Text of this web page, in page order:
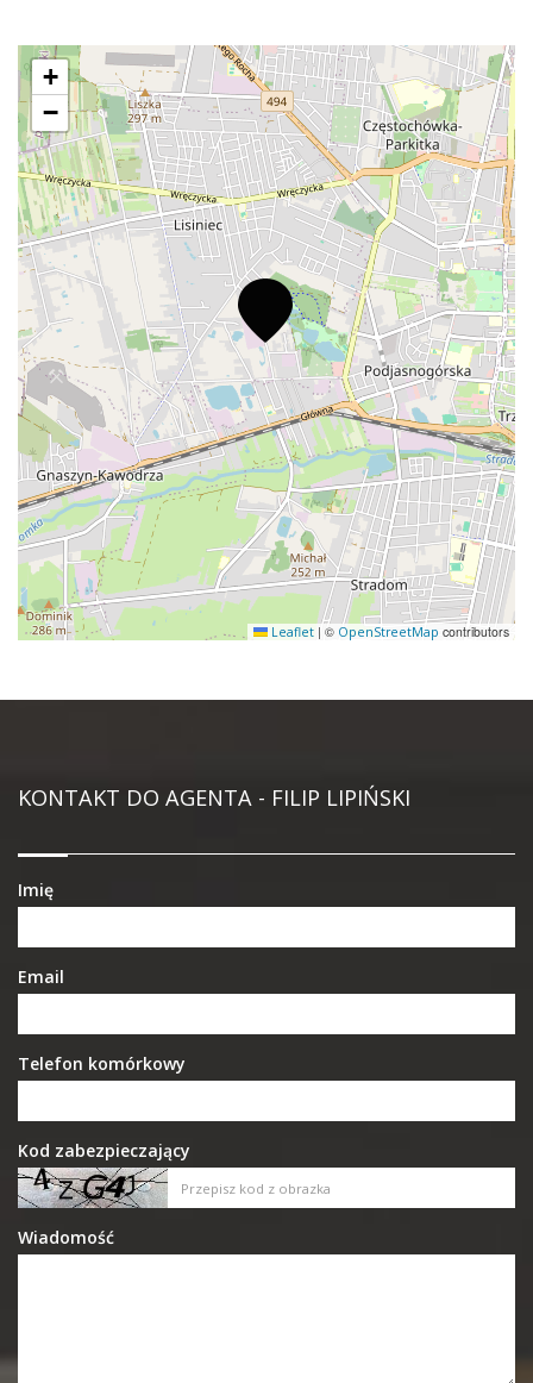
+
−
Leaflet | © OpenStreetMap contributors
KONTAKT DO AGENTA - FILIP LIPIŃSKI
Imię
Email
Telefon komórkowy
Kod zabezpieczający
Wiadomość